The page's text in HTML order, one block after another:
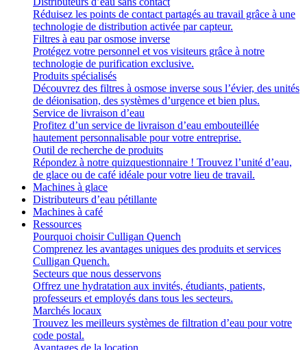
Réduisez les points de contact partagés au travail grâce à une
technologie de distribution activée par capteur.
Filtres à eau par osmose inverse
Protégez votre personnel et vos visiteurs grâce à notre
technologie de purification exclusive.
Produits spécialisés
Découvrez des filtres à osmose inverse sous l’évier, des unités
de déionisation, des systèmes d’urgence et bien plus.
Service de livraison d’eau
Profitez d’un service de livraison d’eau embouteillée
hautement personnalisable pour votre entreprise.
Outil de recherche de produits
Répondez à notre quizquestionnaire ! Trouvez l’unité d’eau,
de glace ou de café idéale pour votre lieu de travail.
Machines à glace
Distributeurs d’eau pétillante
Machines à café
Ressources
Pourquoi choisir Culligan Quench
Comprenez les avantages uniques des produits et services
Culligan Quench.
Secteurs que nous desservons
Offrez une hydratation aux invités, étudiants, patients,
professeurs et employés dans tous les secteurs.
Marchés locaux
Trouvez les meilleurs systèmes de filtration d’eau pour votre
code postal.
Avantages de la location